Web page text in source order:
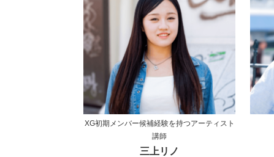
XG初期メンバー候補経験を持つアーティスト
講師
三上リノ